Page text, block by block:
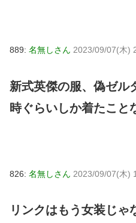
889: 名無しさん 2023/09/07(木)
新式英傑の服、偽ゼル
時ぐらいしか着たこと
826: 名無しさん 2023/09/07(木)
リンクはもう女装じゃ